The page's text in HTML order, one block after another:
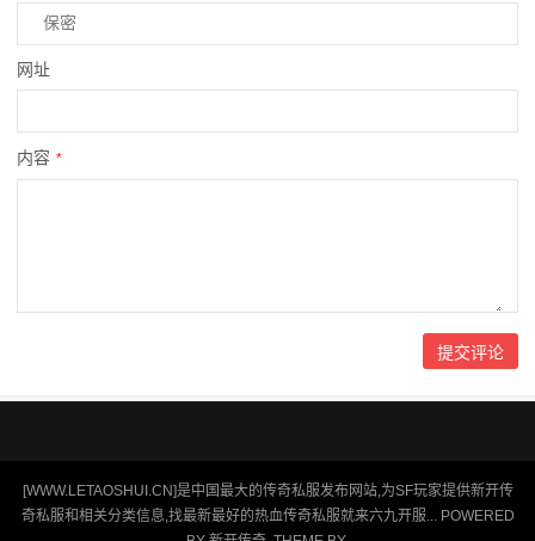
网址
内容 *
[WWW.LETAOSHUI.CN]是中国最大的传奇私服发布网站,为SF玩家提供新开传
奇私服和相关分类信息,找最新最好的热血传奇私服就来六九开服... POWERED